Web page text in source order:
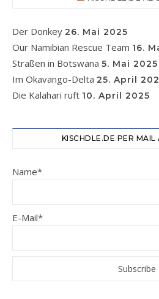
Der Donkey 26. Mai 2025
Our Namibian Rescue Team 16.
Straßen in Botswana 5. Mai 2025
Im Okavango-Delta 25. April
Die Kalahari ruft 10. April 2025
KISCHDLE.DE PER MAIL
Name*
E-Mail*